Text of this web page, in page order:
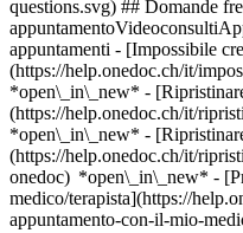
questions.svg) ## Domande
appuntamenti - [Impossibile
(https://help.onedoc.ch/it/
*open\_in\_new* -
(https://help.onedoc.ch/it/
*open\_in\_new* -
(https://help.onedoc.ch/it/
onedoc) *open\_in\_new* -
medico/terapista](https://
appuntamento-con-il-mio-